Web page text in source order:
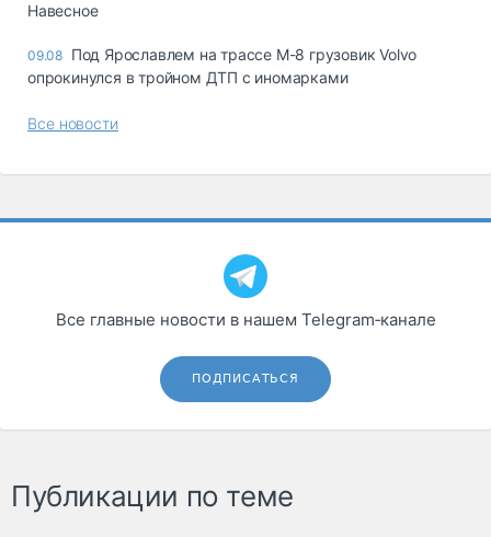
Навесное
09.08 Под Ярославлем на трассе М-8 грузовик Volvo
опрокинулся в тройном ДТП с иномарками
Все новости
Все главные новости в нашем Telegram‑канале
ПОДПИСАТЬСЯ
Публикации по теме